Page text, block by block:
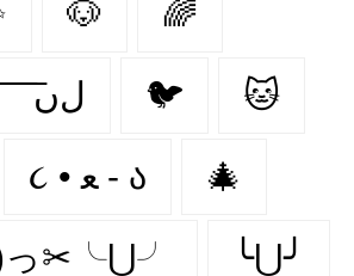
🐶 🌈
{(ᶅ͒)} Ɑ͞ ͞ ͞ ͞ ͞ ﻝﮞ 🐦‍ 🐱
૮ • ﻌ - ა 🎄
っ✂╰⋃╯ ╰⋃╯